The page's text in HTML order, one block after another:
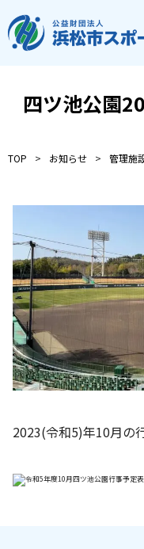
ご利用ガイド
協会について
管理施設
教室・イベントから
浜松市民スポーツ祭
お知らせ
浜松ス
四ツ池公園
TOP お知らせ 管理施
2023(令和5)年10月の